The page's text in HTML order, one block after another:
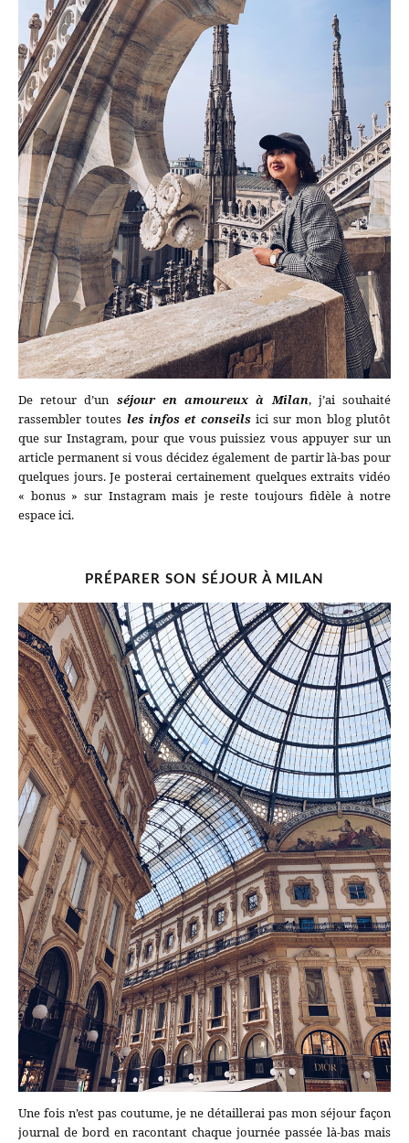
De retour d’un séjour en amoureux à Milan, j’ai souhaité
rassembler toutes les infos et conseilsici sur mon blog plutôt
que sur Instagram, pour que vous puissiez vous appuyer sur un
article permanent si vous décidez également de partir là-bas pour
quelques jours. Je posterai certainement quelques extraits vidéo
« bonus » sur Instagram mais je reste toujours fidèle à notre
espace ici.
PRÉPARER SON SÉJOUR À MILAN
Une fois n’est pas coutume, je ne détaillerai pas mon séjour façon
journal de bord en racontant chaque journée passée là-bas mais